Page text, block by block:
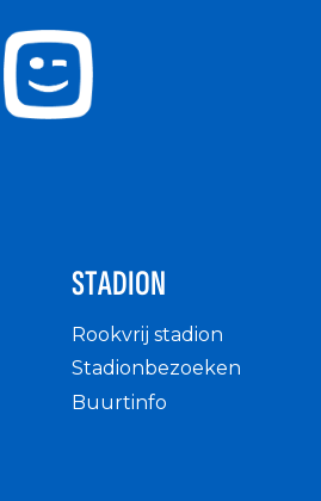
STADION
Rookvrij stadion
Stadionbezoeken
Buurtinfo